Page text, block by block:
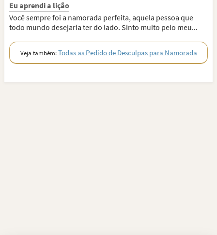
Eu aprendi a lição
Você sempre foi a namorada perfeita, aquela pessoa que
todo mundo desejaria ter do lado. Sinto muito pelo meu...
Veja também:Todas as Pedido de Desculpas para Namorada